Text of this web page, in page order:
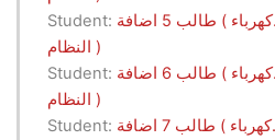
Student: طالب 5 اضافة ( كهرباء.S2.2023 - اضافة /
النظام )
Student: طالب 6 اضافة ( كهرباء.S2.2023 - اضافة /
النظام )
Student: طالب 7 اضافة ( كهرباء.S2.2023 - اضافة /